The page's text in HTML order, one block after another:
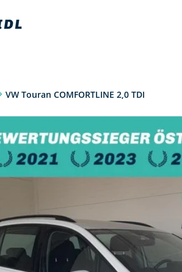
VW Touran COMFORTLINE 2,0 TDI